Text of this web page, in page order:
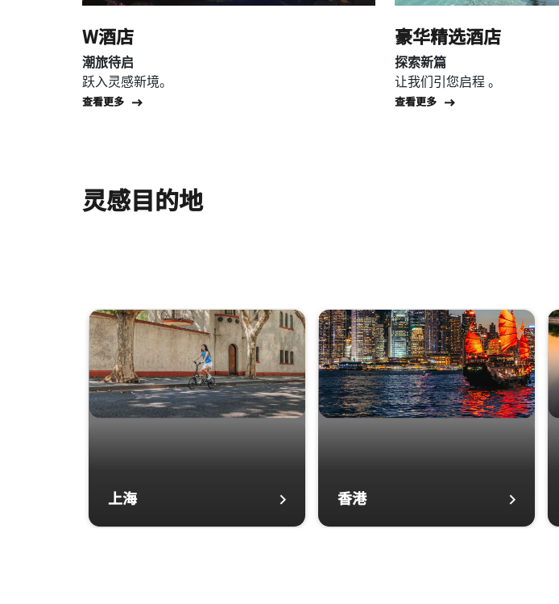
W酒店
潮旅待启
跃入灵感新境。
查看更多Open in New Tab
豪华精选酒店
探索新篇
让我们引您启程 。
查看更多Open in New Tab
灵感目的地
上海 香港